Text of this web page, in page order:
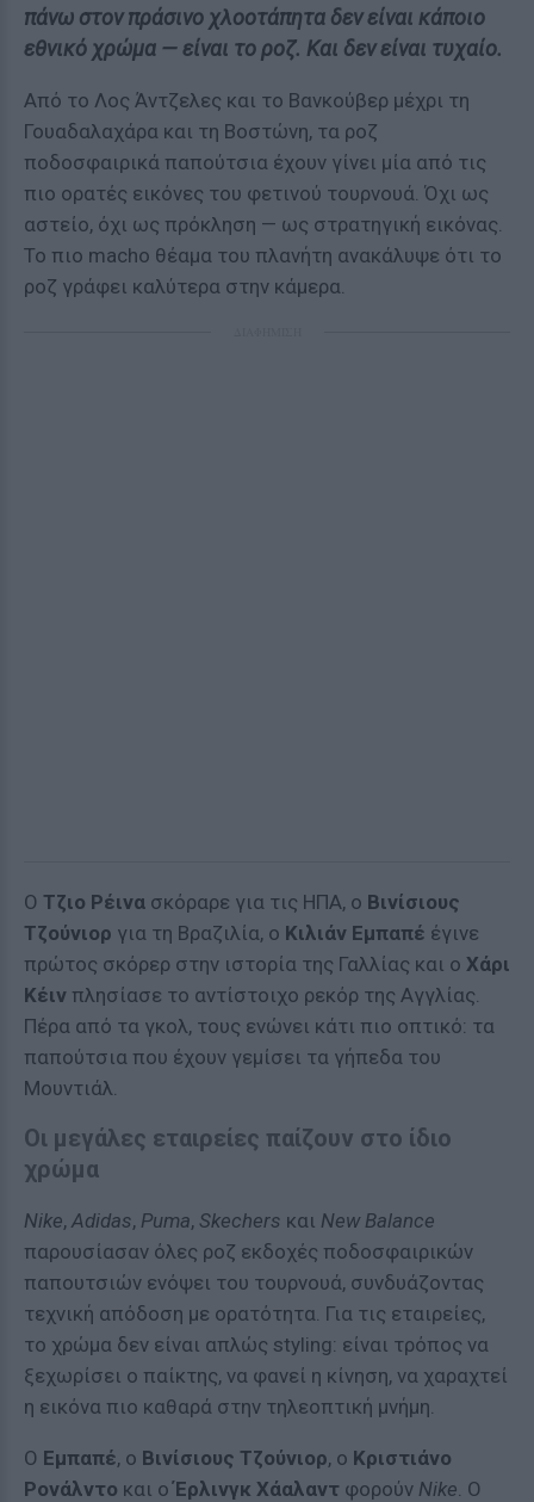
πάνω στον πράσινο χλοοτάπητα δεν είναι κάποιο
εθνικό χρώμα — είναι το ροζ. Και δεν είναι τυχαίο.
Από το Λος Άντζελες και το Βανκούβερ μέχρι τη
Γουαδαλαχάρα και τη Βοστώνη, τα ροζ
ποδοσφαιρικά παπούτσια έχουν γίνει μία από τις
πιο ορατές εικόνες του φετινού τουρνουά. Όχι ως
αστείο, όχι ως πρόκληση — ως στρατηγική εικόνας.
Το πιο macho θέαμα του πλανήτη ανακάλυψε ότι το
ροζ γράφει καλύτερα στην κάμερα.
Ο Τζιο Ρέινα σκόραρε για τις ΗΠΑ, ο Βινίσιους
Τζούνιορ για τη Βραζιλία, ο Κιλιάν Εμπαπέ έγινε
πρώτος σκόρερ στην ιστορία της Γαλλίας και ο Χάρι
Κέιν πλησίασε το αντίστοιχο ρεκόρ της Αγγλίας.
Πέρα από τα γκολ, τους ενώνει κάτι πιο οπτικό: τα
παπούτσια που έχουν γεμίσει τα γήπεδα του
Μουντιάλ.
Οι μεγάλες εταιρείες παίζουν στο ίδιο
χρώμα
Nike, Adidas, Puma, Skechers και New Balance
παρουσίασαν όλες ροζ εκδοχές ποδοσφαιρικών
παπουτσιών ενόψει του τουρνουά, συνδυάζοντας
τεχνική απόδοση με ορατότητα. Για τις εταιρείες,
το χρώμα δεν είναι απλώς styling: είναι τρόπος να
ξεχωρίσει ο παίκτης, να φανεί η κίνηση, να χαραχτεί
η εικόνα πιο καθαρά στην τηλεοπτική μνήμη.
Ο Εμπαπέ, ο Βινίσιους Τζούνιορ, ο Κριστιάνο
Ρονάλντο και οΈρλινγκ Χάαλαντ φορούν Nike. Ο